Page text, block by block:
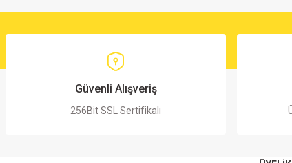
Güvenli Alışveriş
256Bit SSL Sertifikalı